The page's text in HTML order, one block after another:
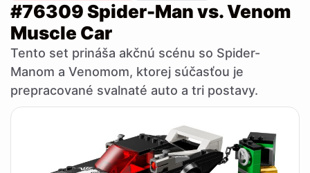
#76309 Spider-Man vs. Venom
Muscle Car
Tento set prináša akčnú scénu so Spider-
Manom a Venomom, ktorej súčasťou je
prepracované svalnaté auto a tri postavy.